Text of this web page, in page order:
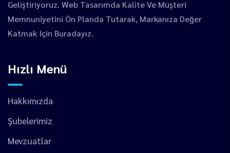
Geliştiriyoruz. Web Tasarımda Kalite Ve Müşteri
Memnuniyetini Ön Planda Tutarak, Markanıza Değer
Katmak Için Buradayız.
Hızlı Menü
Hakkımızda
Şubelerimiz
Mevzuatlar